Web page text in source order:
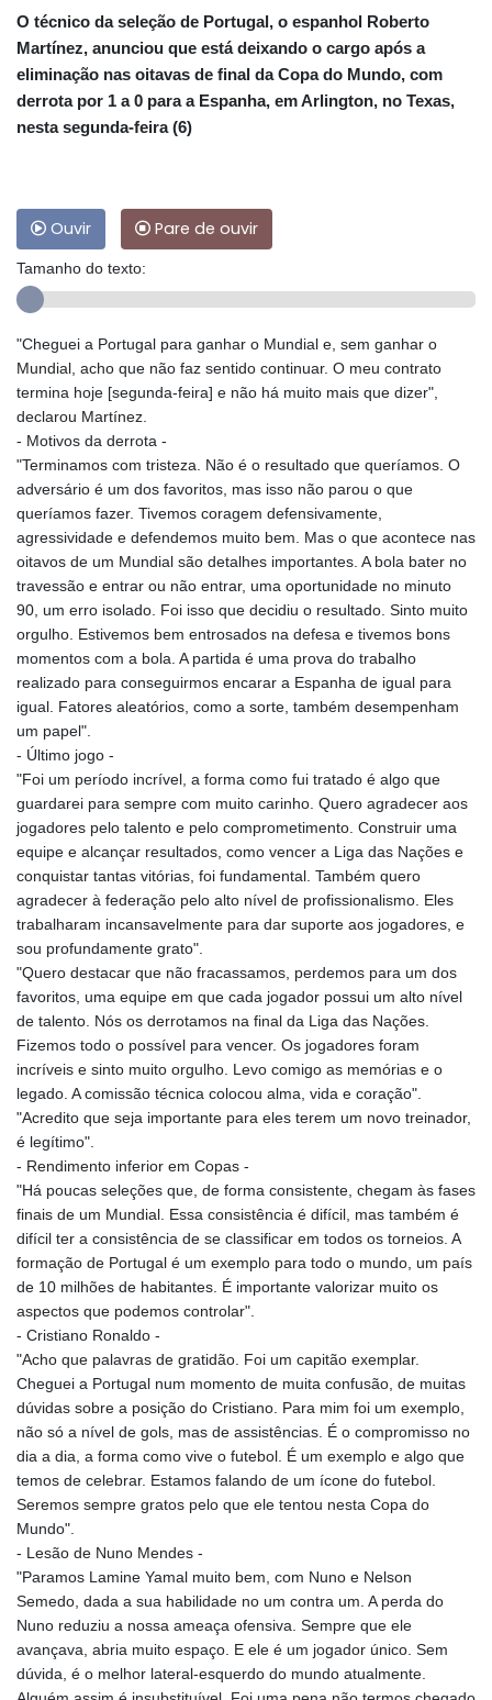
O técnico da seleção de Portugal, o espanhol Roberto
Martínez, anunciou que está deixando o cargo após a
eliminação nas oitavas de final da Copa do Mundo, com
derrota por 1 a 0 para a Espanha, em Arlington, no Texas,
nesta segunda-feira (6)
Ouvir Pare de ouvir
Tamanho do texto:
"Cheguei a Portugal para ganhar o Mundial e, sem ganhar o
Mundial, acho que não faz sentido continuar. O meu contrato
termina hoje [segunda-feira] e não há muito mais que dizer",
declarou Martínez.
- Motivos da derrota -
"Terminamos com tristeza. Não é o resultado que queríamos. O
adversário é um dos favoritos, mas isso não parou o que
queríamos fazer. Tivemos coragem defensivamente,
agressividade e defendemos muito bem. Mas o que acontece nas
oitavos de um Mundial são detalhes importantes. A bola bater no
travessão e entrar ou não entrar, uma oportunidade no minuto
90, um erro isolado. Foi isso que decidiu o resultado. Sinto muito
orgulho. Estivemos bem entrosados na defesa e tivemos bons
momentos com a bola. A partida é uma prova do trabalho
realizado para conseguirmos encarar a Espanha de igual para
igual. Fatores aleatórios, como a sorte, também desempenham
um papel".
- Último jogo -
"Foi um período incrível, a forma como fui tratado é algo que
guardarei para sempre com muito carinho. Quero agradecer aos
jogadores pelo talento e pelo comprometimento. Construir uma
equipe e alcançar resultados, como vencer a Liga das Nações e
conquistar tantas vitórias, foi fundamental. Também quero
agradecer à federação pelo alto nível de profissionalismo. Eles
trabalharam incansavelmente para dar suporte aos jogadores, e
sou profundamente grato".
"Quero destacar que não fracassamos, perdemos para um dos
favoritos, uma equipe em que cada jogador possui um alto nível
de talento. Nós os derrotamos na final da Liga das Nações.
Fizemos todo o possível para vencer. Os jogadores foram
incríveis e sinto muito orgulho. Levo comigo as memórias e o
legado. A comissão técnica colocou alma, vida e coração".
"Acredito que seja importante para eles terem um novo treinador,
é legítimo".
- Rendimento inferior em Copas -
"Há poucas seleções que, de forma consistente, chegam às fases
finais de um Mundial. Essa consistência é difícil, mas também é
difícil ter a consistência de se classificar em todos os torneios. A
formação de Portugal é um exemplo para todo o mundo, um país
de 10 milhões de habitantes. É importante valorizar muito os
aspectos que podemos controlar".
- Cristiano Ronaldo -
"Acho que palavras de gratidão. Foi um capitão exemplar.
Cheguei a Portugal num momento de muita confusão, de muitas
dúvidas sobre a posição do Cristiano. Para mim foi um exemplo,
não só a nível de gols, mas de assistências. É o compromisso no
dia a dia, a forma como vive o futebol. É um exemplo e algo que
temos de celebrar. Estamos falando de um ícone do futebol.
Seremos sempre gratos pelo que ele tentou nesta Copa do
Mundo".
- Lesão de Nuno Mendes -
"Paramos Lamine Yamal muito bem, com Nuno e Nelson
Semedo, dada a sua habilidade no um contra um. A perda do
Nuno reduziu a nossa ameaça ofensiva. Sempre que ele
avançava, abria muito espaço. E ele é um jogador único. Sem
dúvida, é o melhor lateral-esquerdo do mundo atualmente.